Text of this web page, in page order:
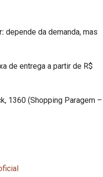
depende da demanda, mas
de entrega a partir de R$
1360 (Shopping Paragem –